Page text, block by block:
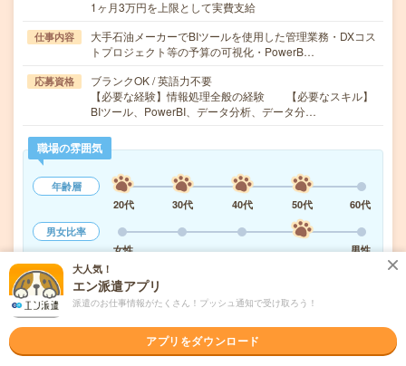
1ヶ月3万円を上限として実費支給
仕事内容
大手石油メーカーでBIツールを使用した管理業務・DXコス
トプロジェクト等の予算の可視化・PowerB…
応募資格
ブランクOK / 英語力不要
【必要な経験】情報処理全般の経験 【必要なスキル】
BIツール、PowerBI、データ分析、データ分…
職場の雰囲気
年齢層
20代
30代 40代 50代
60代
男女比率
女性
男性
応募へ進む
大人気！
エン派遣アプリ
派遣のお仕事情報がたくさん！プッシュ通知で受け取ろう！
アプリをダウンロード